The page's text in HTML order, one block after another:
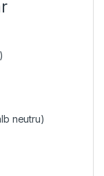
neutru)